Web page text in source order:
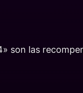
son las